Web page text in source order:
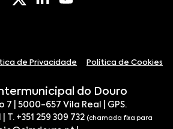
de Privacidade Política de Cookies
do Douro
7 | 5000-657 Vila Real | GPS.
| T. +351 259 309 732 (chamada fixa para